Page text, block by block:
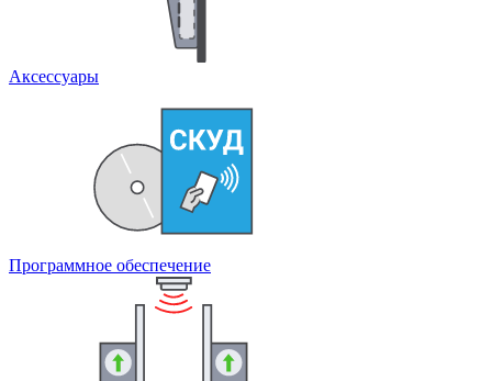
Аксессуары
Программное обеспечение